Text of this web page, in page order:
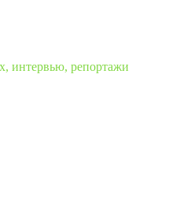
интервью, репортажи